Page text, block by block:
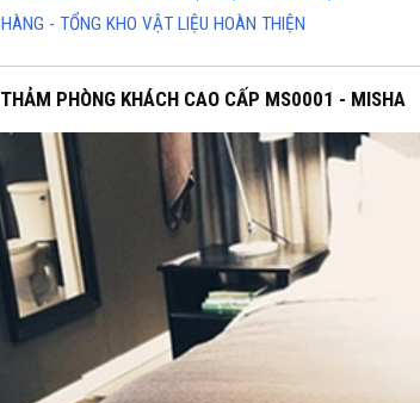
- TỔNG KHO VẬT LIỆU HOÀN THIỆN
PHÒNG KHÁCH CAO CẤP MS0001 - MISHA